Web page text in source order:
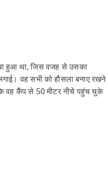
हुआ था, जिस वजह से उसका
वह सभी को हौसला बनाए रखने
वह कैंप से 50 मीटर नीचे पहुंच चुके